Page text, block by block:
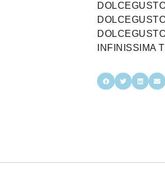
INFINISSIMA